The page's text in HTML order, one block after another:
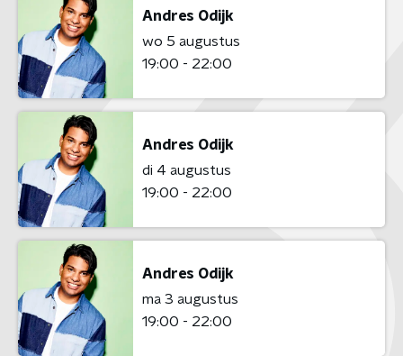
Andres Odijk
wo 5 augustus
19:00 - 22:00
Andres Odijk
di 4 augustus
19:00 - 22:00
Andres Odijk
ma 3 augustus
19:00 - 22:00